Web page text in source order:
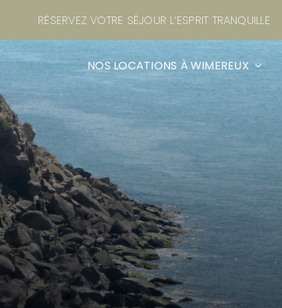
RÉSERVEZ VOTRE SÉJOUR L’ESPRIT TRANQUILLE
NOS LOCATIONS À WIMEREUX